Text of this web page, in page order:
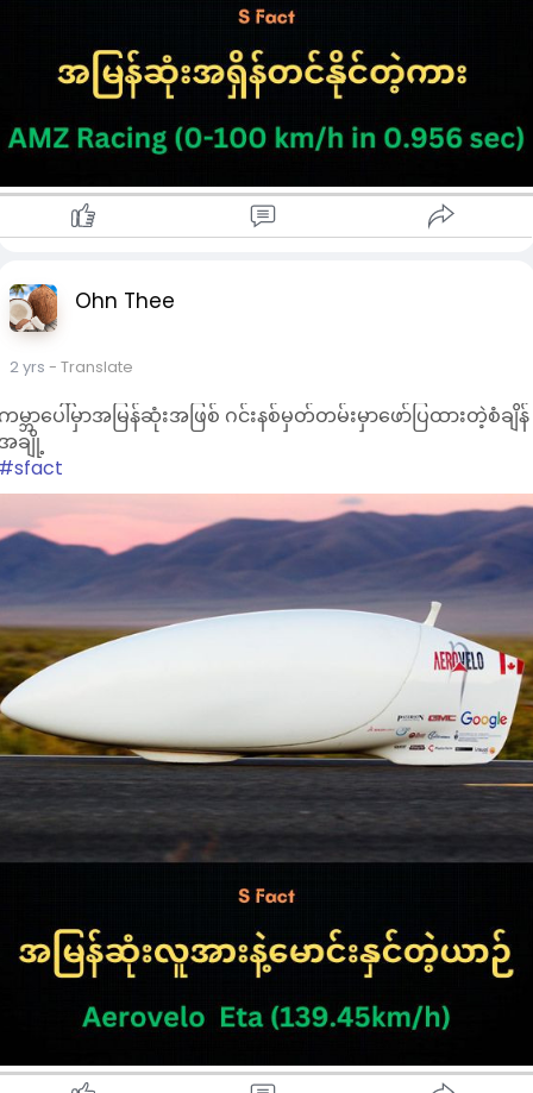
Ohn Thee
2 yrs - Translate
မ္ဘာပေါ်မှာအမြန်ဆုံးအဖြစ် ဂင်းနစ်မှတ်တမ်းမှာဖော်ပြထားတဲ့စံချိန်
ချို့